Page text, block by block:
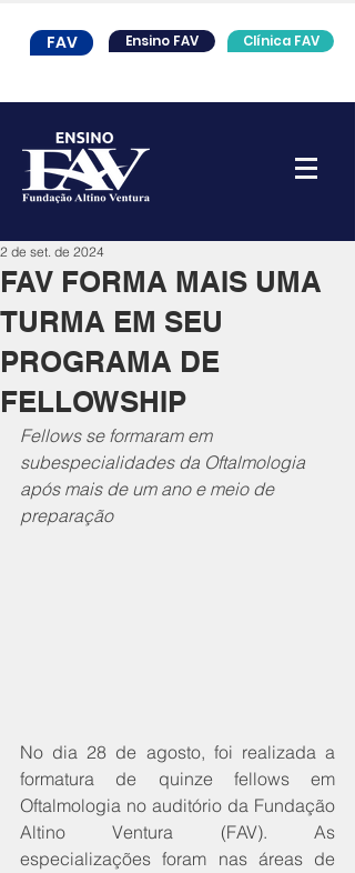
FAV Ensino FAV Clínica FAV
FAV FORMA MAIS UMA
TURMA EM SEU
PROGRAMA DE
FELLOWSHIP
2 de set. de 2024
Fellows se formaram em
subespecialidades da Oftalmologia
após mais de um ano e meio de
preparação
No dia 28 de agosto, foi realizada a
formatura de quinze fellows em
Oftalmologia no auditório da Fundação
Altino Ventura (FAV). As
especializações foram nas áreas de